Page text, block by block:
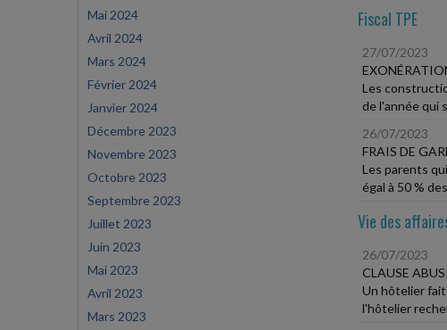
Mai 2024
Avril 2024
Mars 2024
Février 2024
Janvier 2024
Décembre 2023
Novembre 2023
Octobre 2023
Septembre 2023
Juillet 2023
Juin 2023
Mai 2023
Avril 2023
Mars 2023
Fiscal TPE
27/07/2023
Les
de l'année qui
26/07/2023
FRAIS DE
Les parents
égal à 50 %
Vie des
26/07/2023
CLAUSE
Un hôtelier
l'hôtelier